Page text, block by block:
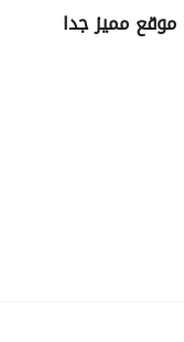
رهن عقاري